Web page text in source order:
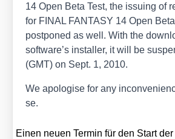
14 Open Beta Test, the issuing of
for FINAL FANTASY 14 Open
post­po­ned as well. With the
software’s instal­ler, it will be
(GMT) on Sept. 1, 2010.
We apo­lo­gi­se for any
se.
Einen neu­en Ter­min für den Start